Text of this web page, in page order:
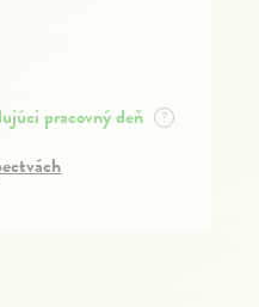
pracovný deň ?